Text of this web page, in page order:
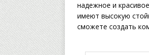
надежное и
имеют высокую
сможете создать